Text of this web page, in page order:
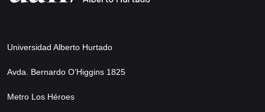
Universidad Alberto Hurtado
Avda. Bernardo O’Higgins 1825
Metro Los Héroes